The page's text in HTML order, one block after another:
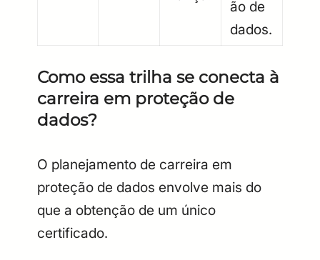
ão de
dados.
Como essa trilha se conecta à
carreira em proteção de
dados?
O planejamento de carreira em
proteção de dados envolve mais do
que a obtenção de um único
certificado.